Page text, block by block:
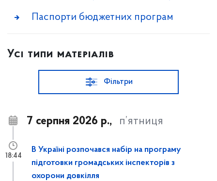
Паспорти бюджетних програм
Усі типи матеріалів
Фільтри
7 серпня 2026 р., п’ятниця
В Україні розпочався набір на програму
підготовки громадських інспекторів з
охорони довкілля
18:44